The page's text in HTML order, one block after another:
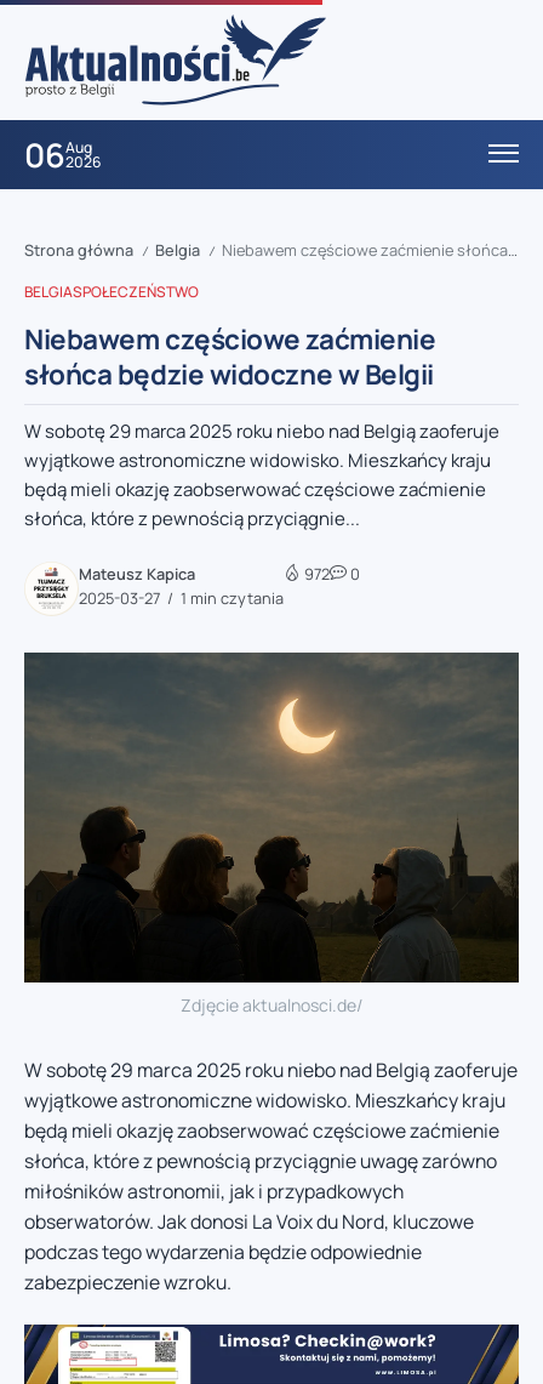
06Aug
2026
Strona główna / Belgia / Niebawem częściowe zaćmienie słońca będzie widoczne w Belgii
BELGIASPOŁECZEŃSTWO
Niebawem częściowe zaćmienie
słońca będzie widoczne w Belgii
W sobotę 29 marca 2025 roku niebo nad Belgią zaoferuje
wyjątkowe astronomiczne widowisko. Mieszkańcy kraju
będą mieli okazję zaobserwować częściowe zaćmienie
słońca, które z pewnością przyciągnie...
Mateusz Kapica
2025-03-27
1 min czytania
972 0
Zdjęcie aktualnosci.de/
W sobotę 29 marca 2025 roku niebo nad Belgią zaoferuje
wyjątkowe astronomiczne widowisko. Mieszkańcy kraju
będą mieli okazję zaobserwować częściowe zaćmienie
słońca, które z pewnością przyciągnie uwagę zarówno
miłośników astronomii, jak i przypadkowych
obserwatorów. Jak donosi La Voix du Nord, kluczowe
podczas tego wydarzenia będzie odpowiednie
zabezpieczenie wzroku.